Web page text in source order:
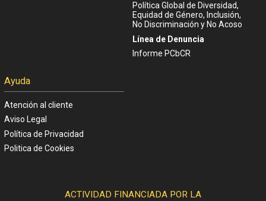
Política Global de Diversidad,
Equidad de Género, Inclusión,
No Discriminación y No Acoso
Línea de Denuncia
Informe PCbCR
Ayuda
Atención al cliente
Aviso Legal
Política de Privacidad
Politica de Cookies
ACTIVIDAD FINANCIADA POR LA